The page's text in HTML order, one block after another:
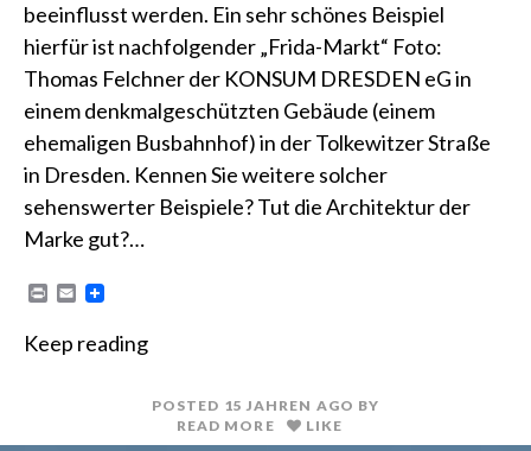
beeinflusst werden. Ein sehr schönes Beispiel
hierfür ist nachfolgender „Frida-Markt“ Foto:
Thomas Felchner der KONSUM DRESDEN eG in
einem denkmalgeschützten Gebäude (einem
ehemaligen Busbahnhof) in der Tolkewitzer Straße
in Dresden. Kennen Sie weitere solcher
sehenswerter Beispiele? Tut die Architektur der
Marke gut?…
n
E
i
Keep reading
POSTED 15 JAHREN AGO BY
READ MORE
LIKE